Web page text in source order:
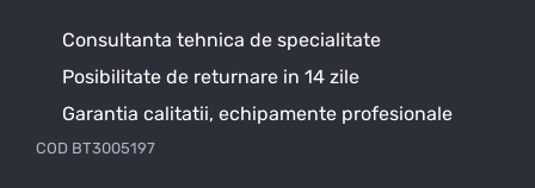
Consultanta tehnica de specialitate
Posibilitate de returnare in 14 zile
Garantia calitatii, echipamente profesionale
COD BT3005197